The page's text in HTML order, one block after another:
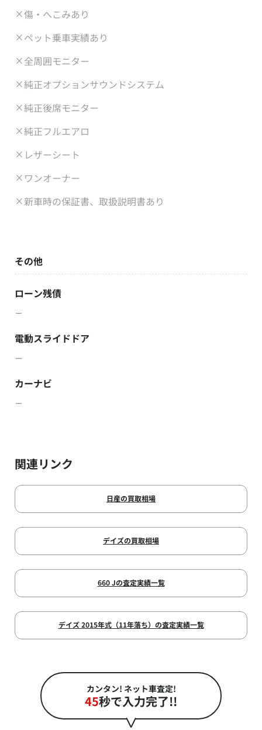
傷・へこみあり
ペット乗車実績あり
全周囲モニター
純正オプションサウンドシステム
純正後席モニター
純正フルエアロ
レザーシート
ワンオーナー
新車時の保証書、取扱説明書あり
その他
ローン残債
－
電動スライドドア
－
カーナビ
－
関連リンク
日産の買取相場
デイズの買取相場
660 Jの査定実績一覧
デイズ 2015年式（11年落ち）の査定実績一覧
カンタン! ネット車査定!
45秒で入力完了!!